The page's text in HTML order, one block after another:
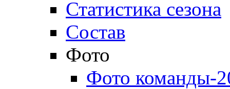
Статистика сезона
Состав
Фото
Фото команды-